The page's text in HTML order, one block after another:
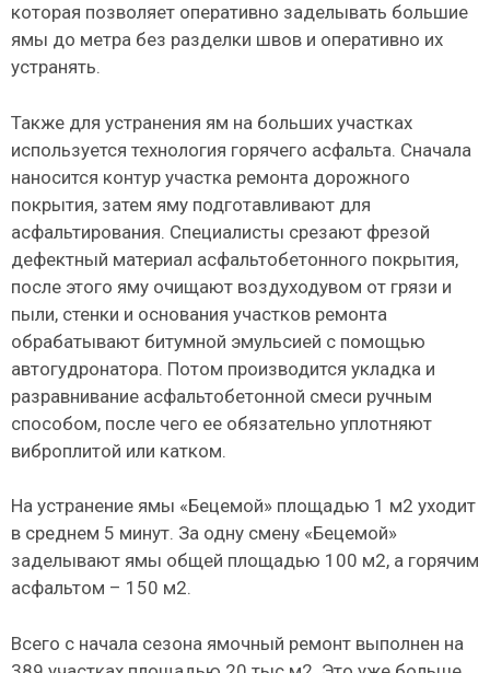
которая позволяет оперативно заделывать большие
ямы до метра без разделки швов и оперативно их
устранять.
Также для устранения ям на больших участках
используется технология горячего асфальта. Сначала
наносится контур участка ремонта дорожного
покрытия, затем яму подготавливают для
асфальтирования. Специалисты срезают фрезой
дефектный материал асфальтобетонного покрытия,
после этого яму очищают воздуходувом от грязи и
пыли, стенки и основания участков ремонта
обрабатывают битумной эмульсией с помощью
автогудронатора. Потом производится укладка и
разравнивание асфальтобетонной смеси ручным
способом, после чего ее обязательно уплотняют
виброплитой или катком.
На устранение ямы «Бецемой» площадью 1 м2 уходит
в среднем 5 минут. За одну смену «Бецемой»
заделывают ямы общей площадью 100 м2, а горячим
асфальтом – 150 м2.
Всего с начала сезона ямочный ремонт выполнен на